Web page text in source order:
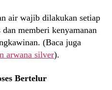
air wajib dilakukan setiap
memberi kenyamanan
(Baca juga
arwana silver).
Bertelur